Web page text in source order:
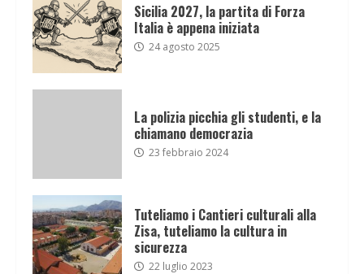
Sicilia 2027, la partita di Forza
Italia è appena iniziata
24 agosto 2025
La polizia picchia gli studenti, e la
chiamano democrazia
23 febbraio 2024
Tuteliamo i Cantieri culturali alla
Zisa, tuteliamo la cultura in
sicurezza
22 luglio 2023